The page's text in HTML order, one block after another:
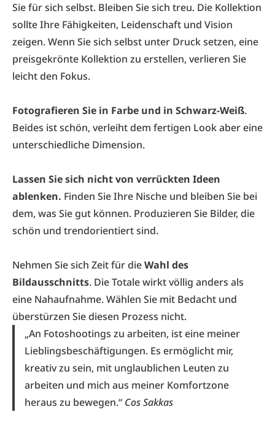
Sie für sich selbst. Bleiben Sie sich treu. Die Kollektion
sollte Ihre Fähigkeiten, Leidenschaft und Vision
zeigen. Wenn Sie sich selbst unter Druck setzen, eine
preisgekrönte Kollektion zu erstellen, verlieren Sie
leicht den Fokus.
Fotografieren Sie in Farbe und in Schwarz-Weiß.
Beides ist schön, verleiht dem fertigen Look aber eine
unterschiedliche Dimension.
Lassen Sie sich nicht von verrückten Ideen
ablenken. Finden Sie Ihre Nische und bleiben Sie bei
dem, was Sie gut können. Produzieren Sie Bilder, die
schön und trendorientiert sind.
Nehmen Sie sich Zeit für dieWahl des
Bildausschnitts. Die Totale wirkt völlig anders als
eine Nahaufnahme. Wählen Sie mit Bedacht und
überstürzen Sie diesen Prozess nicht.
„An Fotoshootings zu arbeiten, ist eine meiner
Lieblingsbeschäftigungen. Es ermöglicht mir,
kreativ zu sein, mit unglaublichen Leuten zu
arbeiten und mich aus meiner Komfortzone
heraus zu bewegen.“ Cos Sakkas